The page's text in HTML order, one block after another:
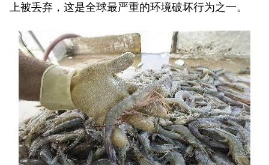
上被丢弃，这是全球最严重的环境破坏行为之一。